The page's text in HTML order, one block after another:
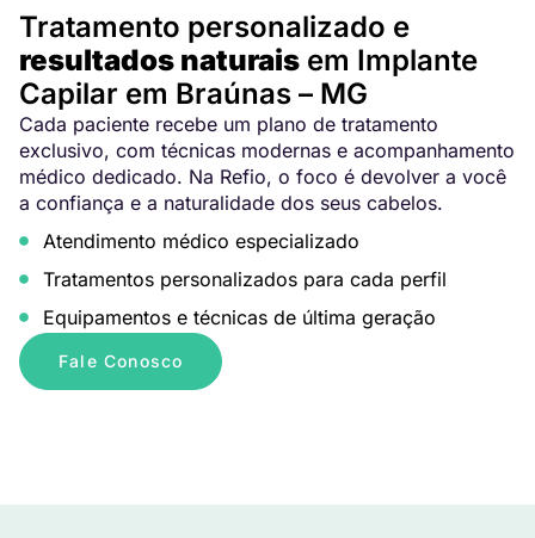
Tratamento personalizado e
resultados naturais em Implante
Capilar em Braúnas – MG
Cada paciente recebe um plano de tratamento
exclusivo, com técnicas modernas e acompanhamento
médico dedicado. Na Refio, o foco é devolver a você
a confiança e a naturalidade dos seus cabelos.
Atendimento médico especializado
Tratamentos personalizados para cada perfil
Equipamentos e técnicas de última geração
Fale Conosco